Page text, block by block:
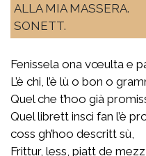
ALLA MIA MASSERA.
SONETT.
Fenissela ona vœulta e
L’è chi, l’è lù o bon o
Quel che t’hoo già
Quel librett inscì fan l’è
coss gh’hoo descritt sù,
Frittur, less, piatt de